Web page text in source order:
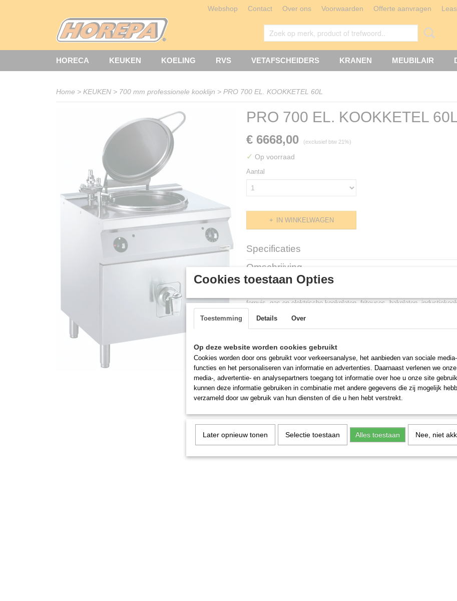
Webshop Contact Over ons Voorwaarden Offerte aanvragen
HORECA KEUKEN KOELING RVS VETAFSCHEIDERS KRANEN MEUBILAIR
Home > KEUKEN > 700 mm professionele kooklijn > PRO 700 EL. KOOKKETEL 60L
PRO 700 EL. KOOKKETEL
€ 6668,00 (exclusief btw 21%)
✓ Op voorraad
Aantal
IN WINKELWAGEN
Specificaties
Productcode
Afmetingen (l,b,h)
Omschrijving
PRO 700 EL. KOOKKETEL 60L Artikelnummer: G488.0255
kooklijn. De breed te van de toestellen zijn 400 mm, 800 mm en 1200
fornuis, gas en elektrische kookplaten, friteuses, bakplaten,
lavasteen grill, bain-marie, pastakoker, varipan gasfornuis, gasfriteuse
Breedte (mm): 800 Diepte (mm): 700 Hoogte (mm): 850 Uitvoering:
Spanning (Volt): 400 El. vermogen(kW): 9,4 Model: Staand model
Aftapkraan: Ja Verhitting: Indirect Gewicht bruto (kg): 115
Cookies toestaan Opties
Toestemming Details Over
Op deze website worden cookies gebruikt
Cookies worden door ons gebruikt voor verkeersanalyse, het aanbieden van sociale media-
functies en het personaliseren van informatie en advertenties. Daarnaast verlenen we
media-, advertentie- en analysepartners toegang tot informatie over hoe u onze site
kunnen deze informatie gebruiken in combinatie met andere gegevens die zij mogelijk
verzameld door uw gebruik van hun diensten of die u hen hebt verstrekt.
Later opnieuw tonen Selectie toestaan Alles toestaan Nee, niet